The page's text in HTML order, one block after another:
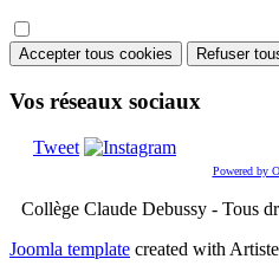
Accepter tous cookies Refuser
Vos réseaux sociaux
Tweet
Powered by
Collège Claude Debussy - Tous
Joomla template created with